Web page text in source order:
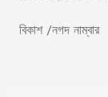
বিকাশ /নগদ নাম্বার